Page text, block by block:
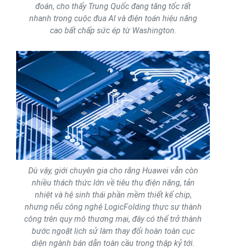
đoán, cho thấy Trung Quốc đang tăng tốc rất
nhanh trong cuộc đua AI và điện toán hiệu năng
cao bất chấp sức ép từ Washington.
Dù vậy, giới chuyên gia cho rằng Huawei vẫn còn
nhiều thách thức lớn về tiêu thụ điện năng, tản
nhiệt và hệ sinh thái phần mềm thiết kế chip,
nhưng nếu công nghệ LogicFolding thực sự thành
công trên quy mô thương mại, đây có thể trở thành
bước ngoặt lịch sử làm thay đổi hoàn toàn cục
diện ngành bán dẫn toàn cầu trong thập kỷ tới.